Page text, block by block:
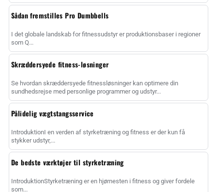
Sådan fremstilles Pro Dumbbells
I det globale landskab for fitnessudstyr er produktionsbaser i regioner
som Q...
Skræddersyede fitness-løsninger
Se hvordan skræddersyede fitnessløsninger kan optimere din
sundhedsrejse med personlige programmer og udstyr...
Pålidelig vægtstangsservice
IntroduktionI en verden af styrketræning og fitness er der kun få
stykker udstyr,...
De bedste værktøjer til styrketræning
IntroduktionStyrketræning er en hjørnesten i fitness og giver fordele
som...